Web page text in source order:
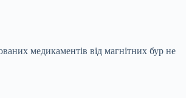
медикаментів від магнітних бур не